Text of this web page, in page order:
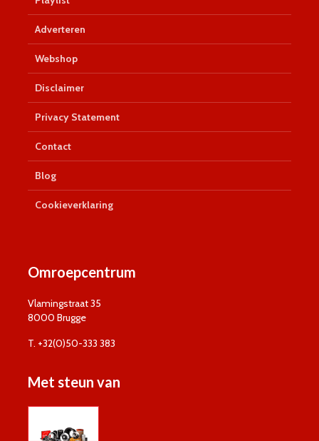
Adverteren
Webshop
Disclaimer
Privacy Statement
Contact
Blog
Cookieverklaring
Omroepcentrum
Vlamingstraat 35
8000 Brugge
T. +32(0)50-333 383
Met steun van